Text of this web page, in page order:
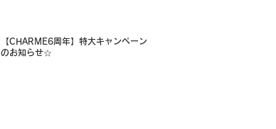
【CHARME6周年】特大キャンペーン
のお知らせ☆